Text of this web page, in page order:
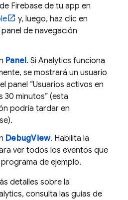
Firebase de tu app en
y, luego, haz clic en
de navegación
Panel. SiAnalytics funciona
se mostrará un usuario
panel “Usuarios activos en
30 minutos” (esta
podría tardar en
DebugView. Habilita la
ver todos los eventos que
de ejemplo.
detalles sobre la
, consulta las guías de